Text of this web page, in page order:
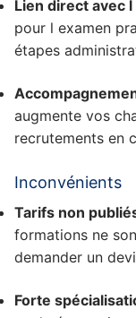
Lien direct avec
pour l examen
étapes
augmente vos
recrutements en
Inconvénients
Tarifs non
formations ne
demander un
Forte